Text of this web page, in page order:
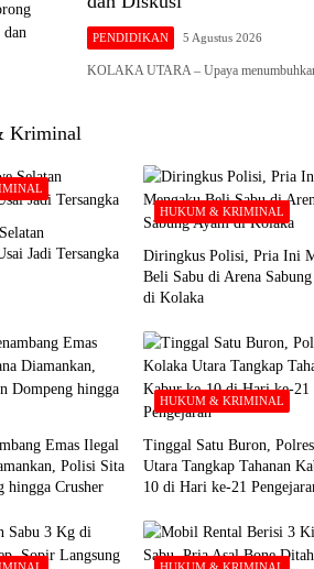
PENDIDIKAN 5 Agustus 2026
KOLAKA UTARA – Upaya
Kriminal
Jadi Tersangka
HUKUM & KRIMINAL
Diringkus Polisi, Pria Ini
Beli Sabu di Arena
di Kolaka
Emas Ilegal
Polisi Sita
hingga Crusher
HUKUM & KRIMINAL
Tinggal Satu Buron,
Utara Tangkap Tahanan
10 di Hari ke-21